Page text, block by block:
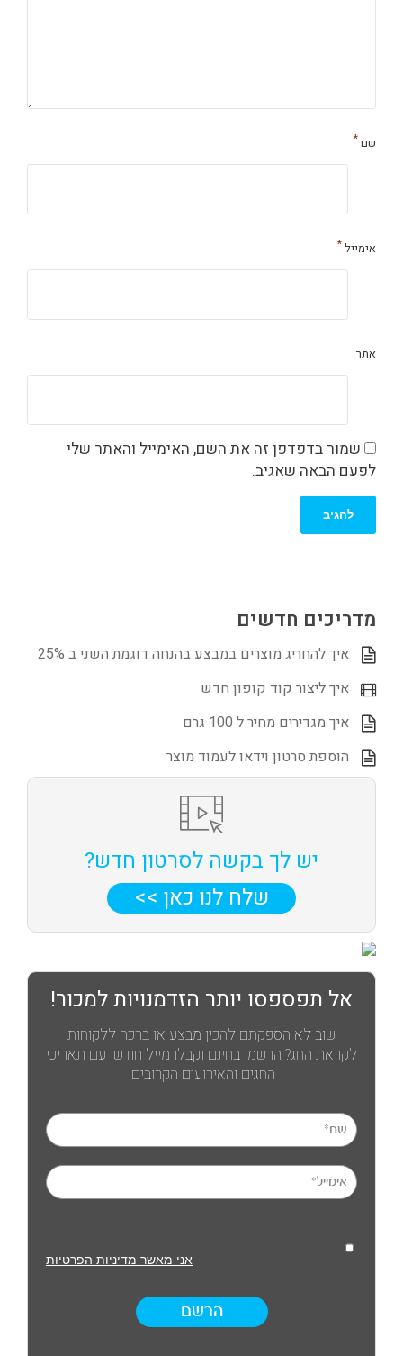
שם*
אימייל*
אתר
שמור בדפדפן זה את השם, האימייל והאתר שלי
לפעם הבאה שאגיב.
מדריכים חדשים
איך להחריג מוצרים במבצע בהנחה דוגמת השני ב 25%
איך ליצור קוד קופון חדש
איך מגדירים מחיר ל 100 גרם
הוספת סרטון וידאו לעמוד מוצר
יש לך בקשה לסרטון חדש?
שלח לנו כאן >>
אל תפספסו יותר הזדמנויות למכור!
שוב לא הספקתם להכין מבצע או ברכה ללקוחות
לקראת החג? הרשמו בחינם וקבלו מייל חודשי עם תאריכי
החגים והאירועים הקרובים!
אני מאשר מדיניות הפרטיות
הרשם